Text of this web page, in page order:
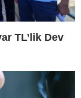
TL’lik Dev